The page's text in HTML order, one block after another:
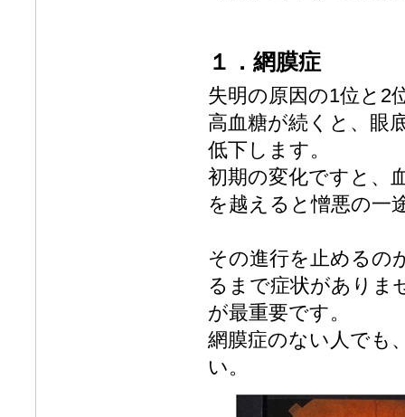
１．網膜症
失明の原因の1位と2
高血糖が続くと、眼
低下します。
初期の変化ですと、
を越えると憎悪の一
その進行を止めるの
るまで症状がありま
が最重要です。
網膜症のない人でも
い。